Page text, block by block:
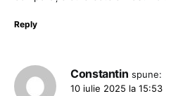
Reply
Constantin spune:
10 iulie 2025 la 15:53